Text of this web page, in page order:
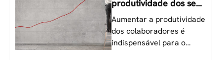
produtividade dos seus
colaboradores
Aumentar a produtividade
dos colaboradores é
indispensável para o